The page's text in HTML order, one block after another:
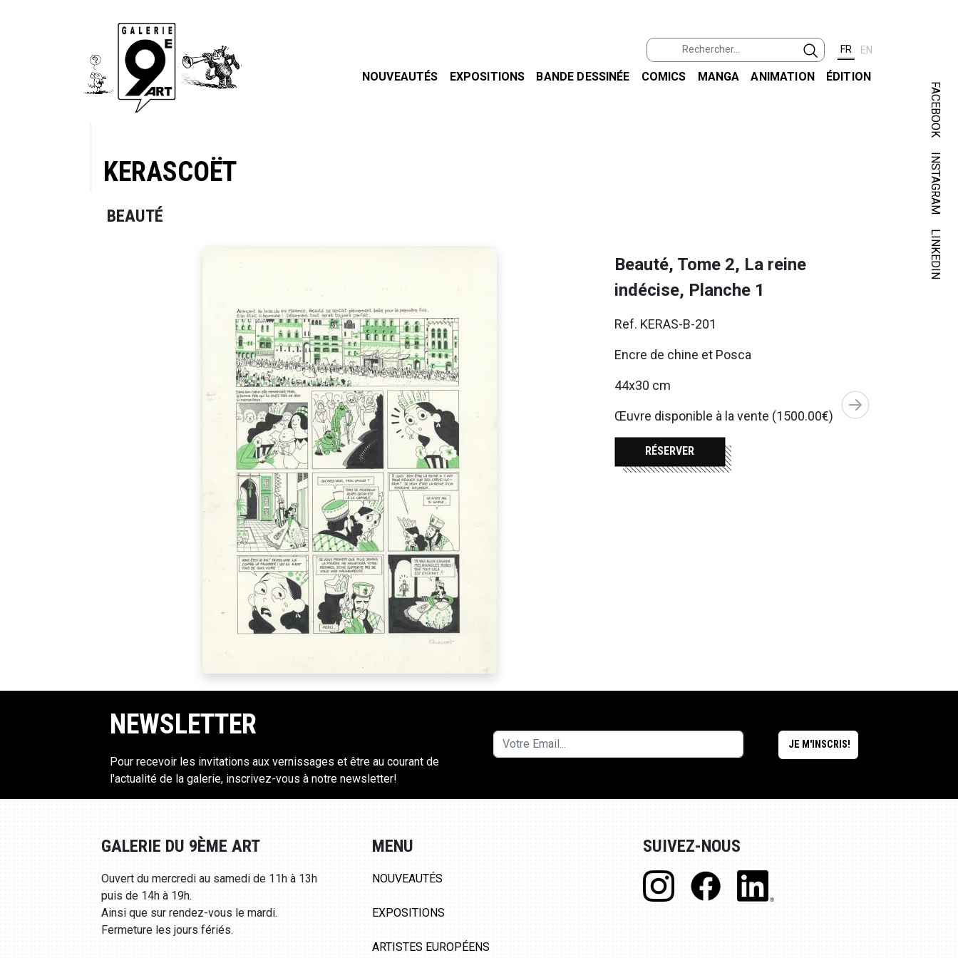
FR EN
NOUVEAUTÉS EXPOSITIONS BANDE DESSINÉE COMICS MANGA ANIMATION ÉDITION
FACEBOOK
INSTAGRAM
LINKEDIN
KERASCOËT
BEAUTÉ
Beauté, Tome 2, La reine
indécise, Planche 1
Ref. KERAS-B-201
Encre de chine et Posca
44x30 cm
Œuvre disponible à la vente (1500.00€)
RÉSERVER
BEAUTÉ
NEWSLETTER
Pour recevoir les invitations aux vernissages et être au courant de
l'actualité de la galerie, inscrivez-vous à notre newsletter!
GALERIE DU 9ÈME ART
Ouvert du mercredi au samedi de 11h à 13h
puis de 14h à 19h.
Ainsi que sur rendez-vous le mardi.
Fermeture les jours fériés.
MENU
NOUVEAUTÉS
EXPOSITIONS
ARTISTES EUROPÉENS
SUIVEZ-NOUS